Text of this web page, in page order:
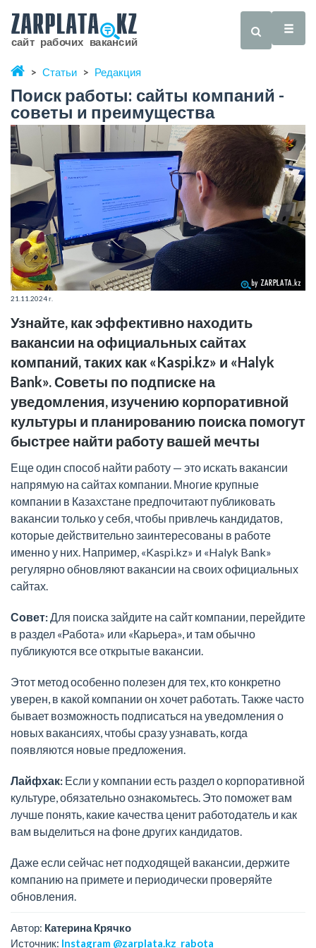
Статьи Редакция
Поиск работы: сайты компаний -
советы и преимущества
21.11.2024 г.
Узнайте, как эффективно находить
вакансии на официальных сайтах
компаний, таких как «Kaspi.kz» и «Halyk
Bank». Советы по подписке на
уведомления, изучению корпоративной
культуры и планированию поиска помогут
быстрее найти работу вашей мечты
Еще один способ найти работу — это искать вакансии
напрямую на сайтах компании. Многие крупные
компании в Казахстане предпочитают публиковать
вакансии только у себя, чтобы привлечь кандидатов,
которые действительно заинтересованы в работе
именно у них. Например, «Kaspi.kz» и «Halyk Bank»
регулярно обновляют вакансии на своих официальных
сайтах.
Совет:Для поиска зайдите на сайт компании, перейдите
в раздел «Работа» или «Карьера», и там обычно
публикуются все открытые вакансии.
Этот метод особенно полезен для тех, кто конкретно
уверен, в какой компании он хочет работать. Также часто
бывает возможность подписаться на уведомления о
новых вакансиях, чтобы сразу узнавать, когда
появляются новые предложения.
Лайфхак: Если у компании есть раздел о корпоративной
культуре, обязательно ознакомьтесь. Это поможет вам
лучше понять, какие качества ценит работодатель и как
вам выделиться на фоне других кандидатов.
Даже если сейчас нет подходящей вакансии, держите
компанию на примете и периодически проверяйте
обновления.
Автор: Катерина Крячко
Источник: Instagram @zarplata.kz_rabota